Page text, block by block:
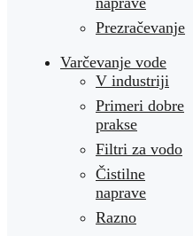
Prezračevanje
Varčevanje vode
V industriji
Primeri dobre
prakse
Filtri za vodo
Čistilne
naprave
Razno